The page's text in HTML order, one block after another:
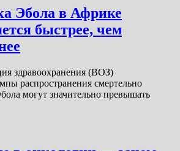
Эбола в Африке
быстрее, чем
здравоохранения (ВОЗ)
распространения смертельно
могут значительно превышать